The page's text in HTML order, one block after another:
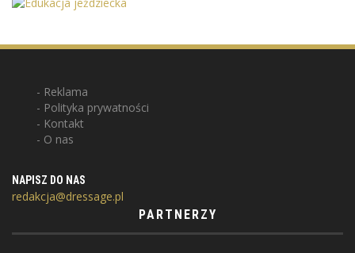
Reklama
Polityka prywatności
Kontakt
O nas
NAPISZ DO NAS
redakcja@dressage.pl
PARTNERZY